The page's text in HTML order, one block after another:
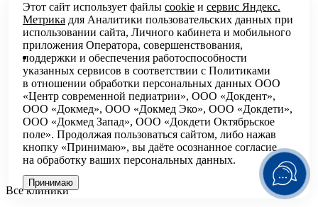
Все клиники
Этот сайт использует файлы cookie и сервис Яндекс.
Метрика для Аналитики пользовательских данных при
использовании сайта, Личного кабинета и мобильного
приложения Оператора, совершенствования,
поддержки и обеспечения работоспособности
указанных сервисов в соответствии с Политиками
в отношении обработки персональных данных ООО
«Центр современной педиатрии», ООО «Докдент»,
ООО «Докмед», ООО «Докмед Эко», ООО «Докдети»,
ООО «Докмед Запад», ООО «Докдети Октябрьское
поле». Продолжая пользоваться сайтом, либо нажав
кнопку «Принимаю», вы даёте осознанное согласие
на обработку ваших персональных данных.
Принимаю